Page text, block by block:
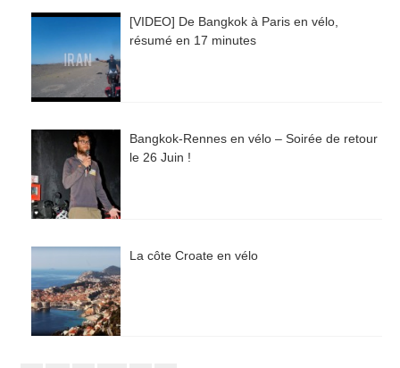
[VIDEO] De Bangkok à Paris en vélo,
résumé en 17 minutes
Bangkok-Rennes en vélo – Soirée de retour
le 26 Juin !
La côte Croate en vélo